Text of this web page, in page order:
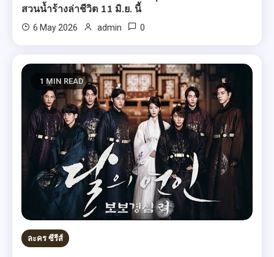
สวนน้ำร้างล่าชีวิต 11 มิ.ย. นี้
6 May 2026 admin 0
1 MIN READ
ละคร ซีรีส์